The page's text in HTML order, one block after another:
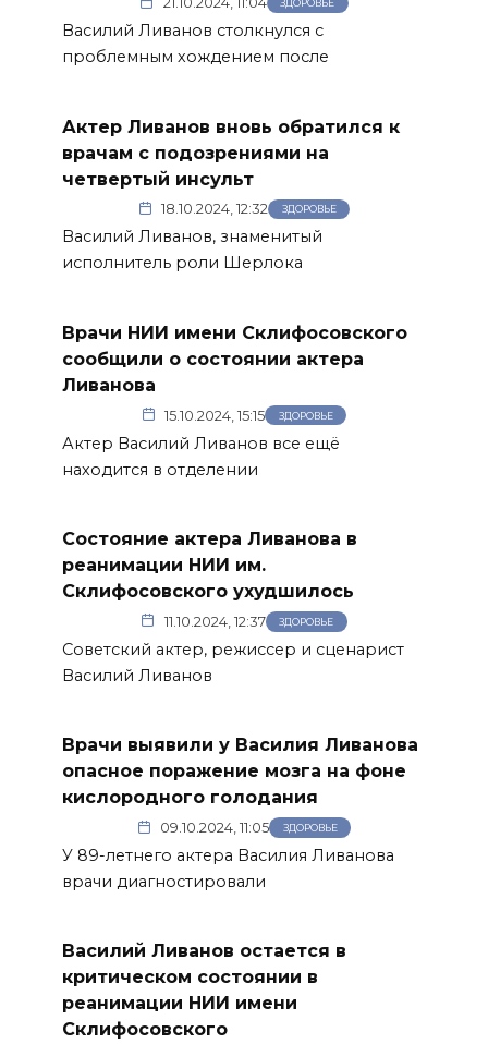
ЗДОРОВЬЕ
Василий Ливанов столкнулся с
проблемным хождением после
Актер Ливанов вновь обратился к
врачам с подозрениями на
четвертый инсульт
18.10.2024, 12:32 ЗДОРОВЬЕ
Василий Ливанов, знаменитый
исполнитель роли Шерлока
Врачи НИИ имени Склифосовского
сообщили о состоянии актера
Ливанова
15.10.2024, 15:15 ЗДОРОВЬЕ
Актер Василий Ливанов все ещё
находится в отделении
Состояние актера Ливанова в
реанимации НИИ им.
Склифосовского ухудшилось
11.10.2024, 12:37 ЗДОРОВЬЕ
Советский актер, режиссер и сценарист
Василий Ливанов
Врачи выявили у Василия Ливанова
опасное поражение мозга на фоне
кислородного голодания
09.10.2024, 11:05 ЗДОРОВЬЕ
У 89-летнего актера Василия Ливанова
врачи диагностировали
Василий Ливанов остается в
критическом состоянии в
реанимации НИИ имени
Склифосовского